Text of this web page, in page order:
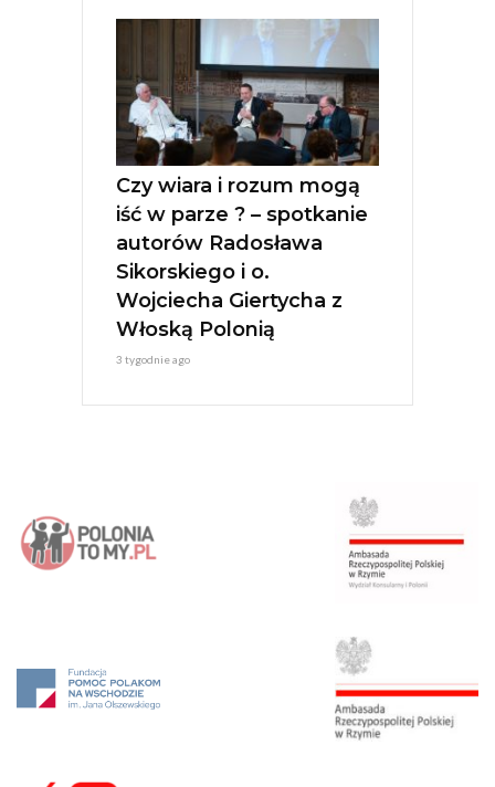
Czy wiara i rozum mogą
iść w parze ? – spotkanie
autorów Radosława
Sikorskiego i o.
Wojciecha Giertycha z
Włoską Polonią
3 tygodnie ago